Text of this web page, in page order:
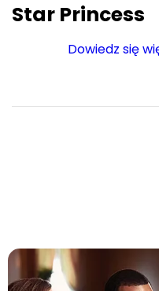
Star Princess
Dowiedz się